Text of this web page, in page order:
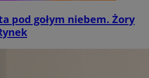
pod gołym niebem. Żory